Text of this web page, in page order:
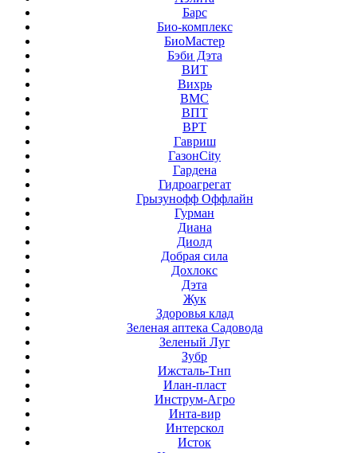
Барс
Био-комплекс
БиоМастер
Бэби Дэта
ВИТ
Вихрь
ВМС
ВПТ
ВРТ
Гавриш
ГазонCity
Гардена
Гидроагрегат
Грызунофф Оффлайн
Гурман
Диана
Диолд
Добрая сила
Дохлокс
Дэта
Жук
Здоровья клад
Зеленая аптека Садовода
Зеленый Луг
Зубр
Ижсталь-Тнп
Илан-пласт
Инструм-Агро
Инта-вир
Интерскол
Исток